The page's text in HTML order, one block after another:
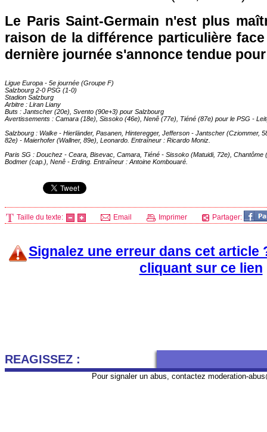
Le Paris Saint-Germain n'est plus
raison de la différence particulière
dernière journée s'annonce tendue
Ligue Europa - 5e journée (Groupe F)
Salzbourg 2-0 PSG (1-0)
Stadion Salzburg
Arbitre : Liran Liany
Buts : Jantscher (20e), Svento (90e+3) pour Salzbourg
Avertissements : Camara (18e), Sissoko (46e), Nenê (77e), Tiéné (87e) pour le PSG -
Salzbourg : Walke - Hierländer, Pasanen, Hinteregger, Jefferson - Jantscher (Cziommer,
82e) - Maierhofer (Wallner, 89e), Leonardo. Entraîneur : Ricardo Moniz.
Paris SG : Douchez - Ceara, Bisevac, Camara, Tiéné - Sissoko (Matuidi, 72e),
Bodmer (cap.), Nenê - Erding. Entraîneur : Antoine Kombouaré.
Taille du texte: Email Imprimer Partager:
Signalez une erreur dans cet article
cliquant sur ce lien
REAGISSEZ :
Pour signaler un abus, contactez moderation-